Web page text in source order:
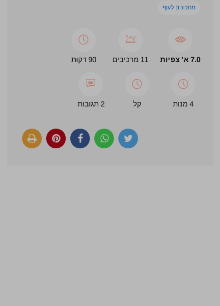
מתכונים לעוף
7.0 א' צפיות 11 מרכיבים 90 דקות
4 מנות קל 2 תגובות